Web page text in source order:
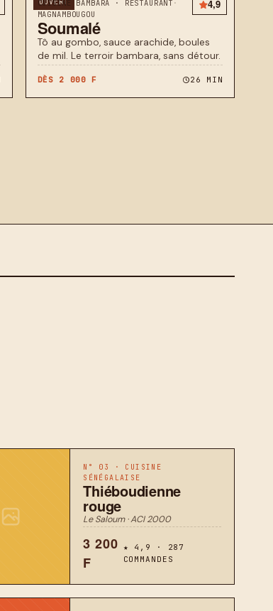
4,9
CUISINE BAMBARA · RESTAURANT ·
MAGNAMBOUGOU
Soumalé
Tô au gombo, sauce arachide, boules
de mil. Le terroir bambara, sans détour.
DÈS 2 000 F 26 MIN
N° 03 · CUISINE
SÉNÉGALAISE
Thiéboudienne
rouge
Le Saloum · ACI 2000
3 200
F
★ 4,9 · 287
COMMANDES